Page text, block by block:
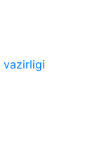
vazirligi